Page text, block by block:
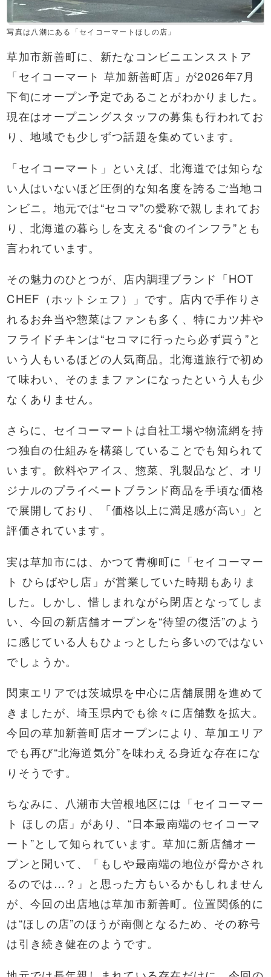
写真は八潮にある「セイコーマートほしの店」
草加市新善町に、新たなコンビニエンスストア
「セイコーマート 草加新善町店」が2026年7月
下旬にオープン予定であることがわかりました。
現在はオープニングスタッフの募集も行われてお
り、地域でも少しずつ話題を集めています。
「セイコーマート」といえば、北海道では知らな
い人はいないほど圧倒的な知名度を誇るご当地コ
ンビニ。地元では“セコマ”の愛称で親しまれてお
り、北海道の暮らしを支える“食のインフラ”とも
言われています。
その魅力のひとつが、店内調理ブランド「HOT
CHEF（ホットシェフ）」です。店内で手作りさ
れるお弁当や惣菜はファンも多く、特にカツ丼や
フライドチキンは“セコマに行ったら必ず買う”と
いう人もいるほどの人気商品。北海道旅行で初め
て味わい、そのままファンになったという人も少
なくありません。
さらに、セイコーマートは自社工場や物流網を持
つ独自の仕組みを構築していることでも知られて
います。飲料やアイス、惣菜、乳製品など、オリ
ジナルのプライベートブランド商品を手頃な価格
で展開しており、「価格以上に満足感が高い」と
評価されています。
実は草加市には、かつて青柳町に「セイコーマー
ト ひらばやし店」が営業していた時期もありま
した。しかし、惜しまれながら閉店となってしま
い、今回の新店舗オープンを“待望の復活”のよう
に感じている人もひょっとしたら多いのではない
でしょうか。
関東エリアでは茨城県を中心に店舗展開を進めて
きましたが、埼玉県内でも徐々に店舗数を拡大。
今回の草加新善町店オープンにより、草加エリア
でも再び“北海道気分”を味わえる身近な存在にな
りそうです。
ちなみに、八潮市大曽根地区には「セイコーマー
ト ほしの店」があり、“日本最南端のセイコーマ
ート”として知られています。草加に新店舗オー
プンと聞いて、「もしや最南端の地位が脅かされ
るのでは…？」と思った方もいるかもしれません
が、今回の出店地は草加市新善町。位置関係的に
は“ほしの店”のほうが南側となるため、その称号
は引き続き健在のようです。